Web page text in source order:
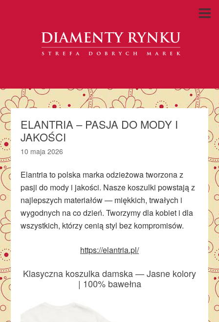
ELANTRIA – PASJA DO MODY I
JAKOŚCI
10 maja 2026
Elantria to polska marka odzieżowa tworzona z
pasji do mody i jakości. Nasze koszulki powstają z
najlepszych materiałów — miękkich, trwałych i
wygodnych na co dzień. Tworzymy dla kobiet i dla
wszystkich, którzy cenią styl bez kompromisów.
https://elantria.pl/
Klasyczna koszulka damska — Jasne kolory
| 100% bawełna